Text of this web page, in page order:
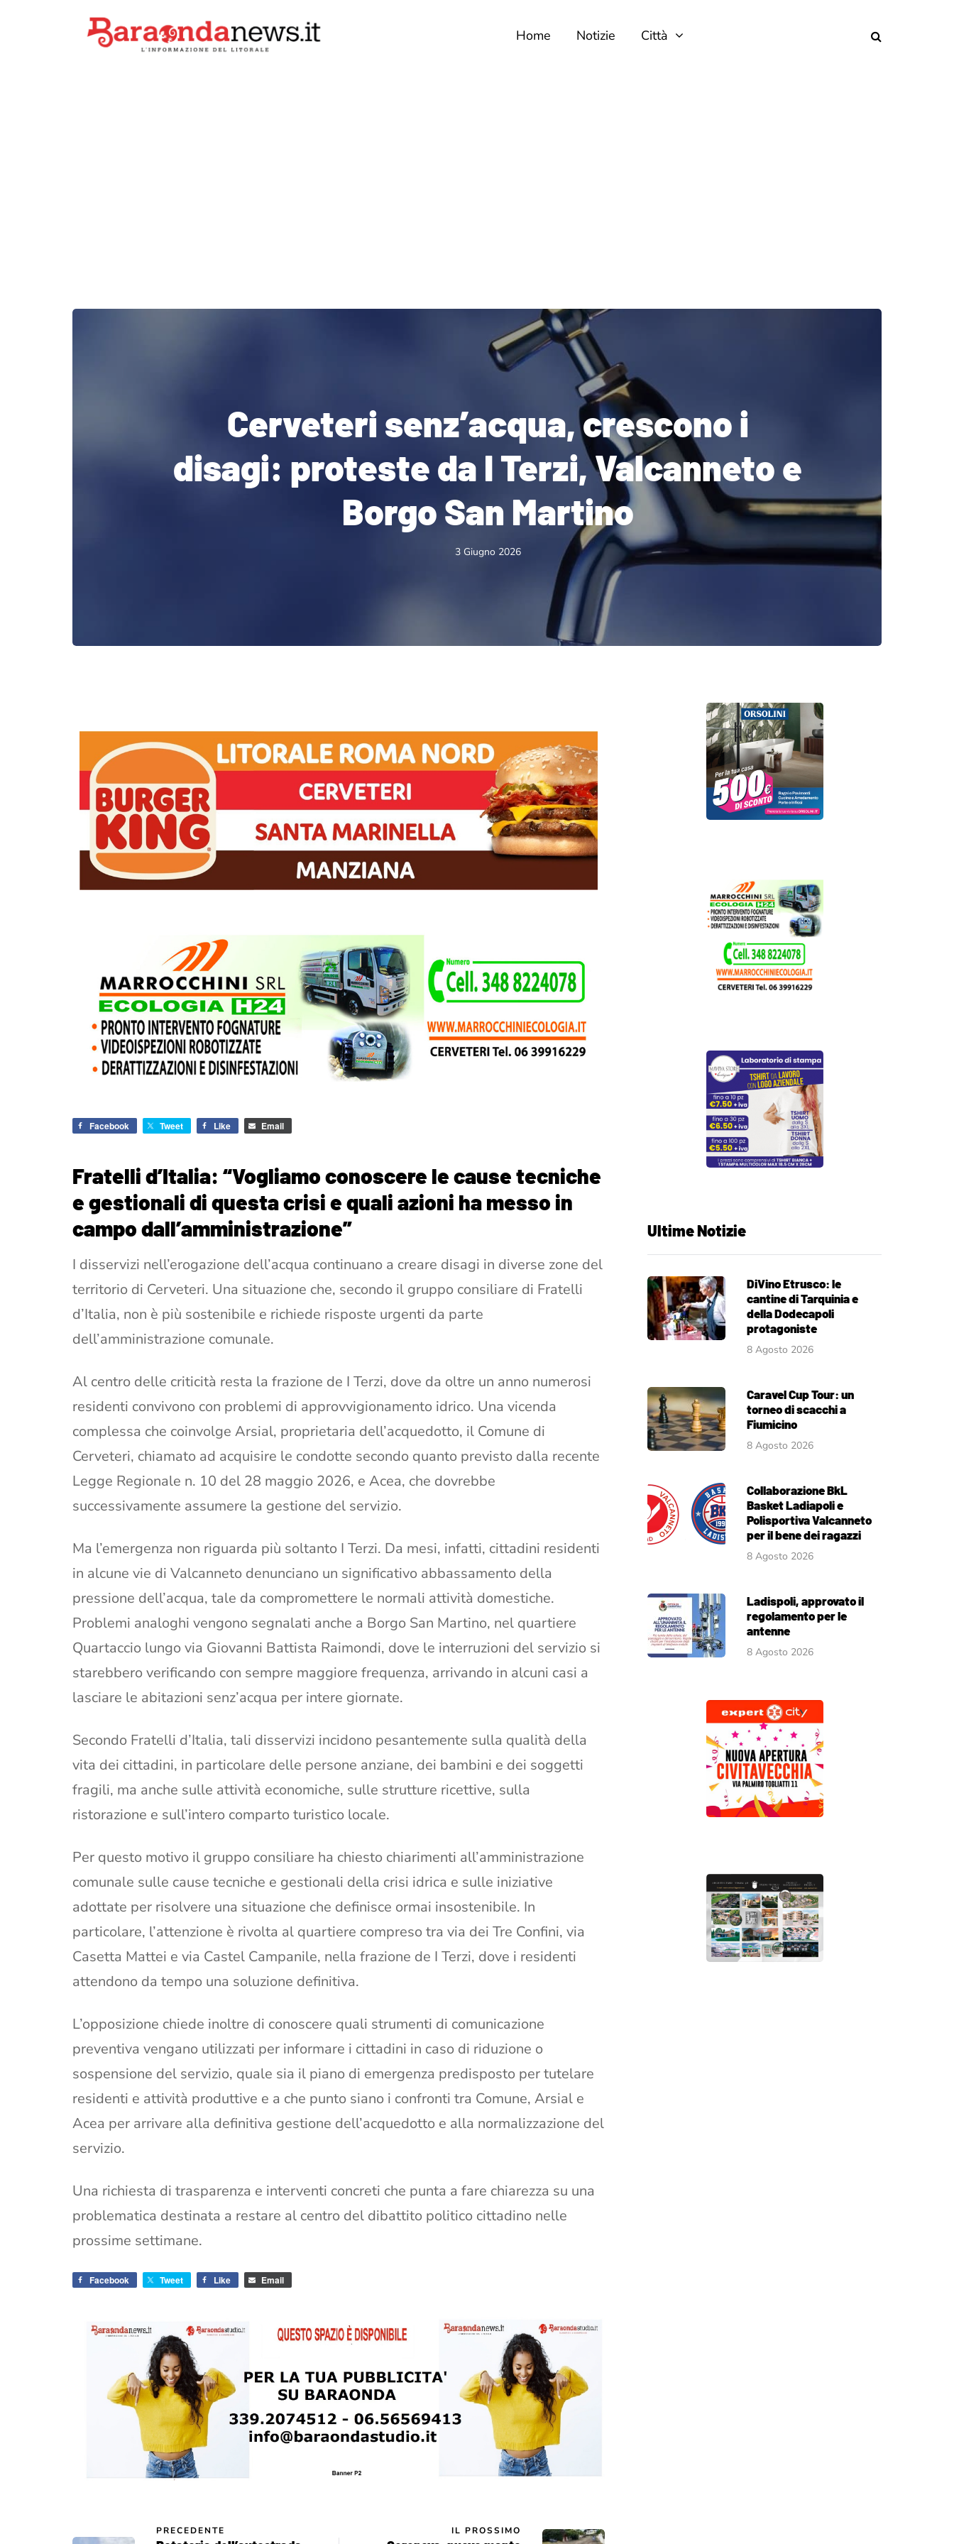
Home Notizie Città
Cerveteri senz’acqua, crescono i
disagi: proteste da I Terzi, Valcanneto e
Borgo San Martino
3 Giugno 2026
Facebook Tweet Like Email
Fratelli d’Italia: “Vogliamo conoscere le cause tecniche
e gestionali di questa crisi e quali azioni ha messo in
campo dall’amministrazione”
I disservizi nell’erogazione dell’acqua continuano a creare disagi in diverse zone del
territorio di Cerveteri. Una situazione che, secondo il gruppo consiliare di Fratelli
d’Italia, non è più sostenibile e richiede risposte urgenti da parte
dell’amministrazione comunale.
Al centro delle criticità resta la frazione de I Terzi, dove da oltre un anno numerosi
residenti convivono con problemi di approvvigionamento idrico. Una vicenda
complessa che coinvolge Arsial, proprietaria dell’acquedotto, il Comune di
Cerveteri, chiamato ad acquisire le condotte secondo quanto previsto dalla recente
Legge Regionale n. 10 del 28 maggio 2026, e Acea, che dovrebbe
successivamente assumere la gestione del servizio.
Ma l’emergenza non riguarda più soltanto I Terzi. Da mesi, infatti, cittadini residenti
in alcune vie di Valcanneto denunciano un significativo abbassamento della
pressione dell’acqua, tale da compromettere le normali attività domestiche.
Problemi analoghi vengono segnalati anche a Borgo San Martino, nel quartiere
Quartaccio lungo via Giovanni Battista Raimondi, dove le interruzioni del servizio si
starebbero verificando con sempre maggiore frequenza, arrivando in alcuni casi a
lasciare le abitazioni senz’acqua per intere giornate.
Secondo Fratelli d’Italia, tali disservizi incidono pesantemente sulla qualità della
vita dei cittadini, in particolare delle persone anziane, dei bambini e dei soggetti
fragili, ma anche sulle attività economiche, sulle strutture ricettive, sulla
ristorazione e sull’intero comparto turistico locale.
Per questo motivo il gruppo consiliare ha chiesto chiarimenti all’amministrazione
comunale sulle cause tecniche e gestionali della crisi idrica e sulle iniziative
adottate per risolvere una situazione che definisce ormai insostenibile. In
particolare, l’attenzione è rivolta al quartiere compreso tra via dei Tre Confini, via
Casetta Mattei e via Castel Campanile, nella frazione de I Terzi, dove i residenti
attendono da tempo una soluzione definitiva.
L’opposizione chiede inoltre di conoscere quali strumenti di comunicazione
preventiva vengano utilizzati per informare i cittadini in caso di riduzione o
sospensione del servizio, quale sia il piano di emergenza predisposto per tutelare
residenti e attività produttive e a che punto siano i confronti tra Comune, Arsial e
Acea per arrivare alla definitiva gestione dell’acquedotto e alla normalizzazione del
servizio.
Una richiesta di trasparenza e interventi concreti che punta a fare chiarezza su una
problematica destinata a restare al centro del dibattito politico cittadino nelle
prossime settimane.
Facebook Tweet Like Email
PRECEDENTE IL PROSSIMO
Ultime Notizie
DiVino Etrusco: le
cantine di Tarquinia e
della Dodecapoli
protagoniste
8 Agosto 2026
Caravel Cup Tour: un
torneo di scacchi a
Fiumicino
8 Agosto 2026
Collaborazione BkL
Basket Ladiapoli e
Polisportiva Valcanneto
per il bene dei ragazzi
8 Agosto 2026
Ladispoli, approvato il
regolamento per le
antenne
8 Agosto 2026